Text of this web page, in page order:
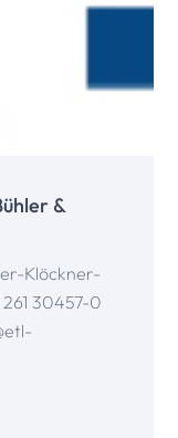
&
Klöckner-
30457-0